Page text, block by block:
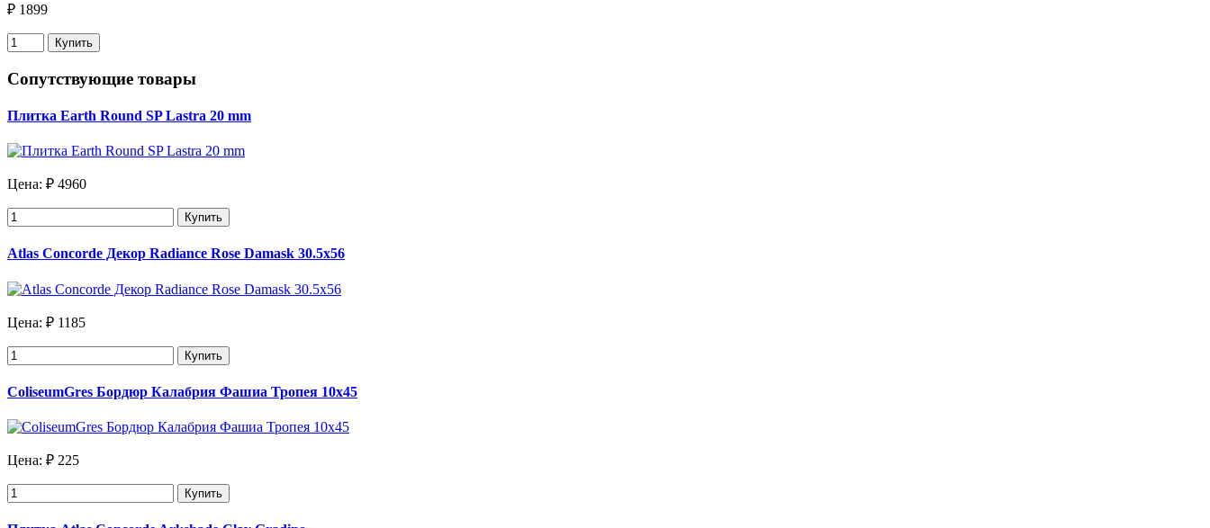
₽ 1899
Купить
Сопутствующие товары
Плитка Earth Round SP Lastra 20 mm
Цена: ₽ 4960
Купить
Atlas Concorde Декор Radiance Rose Damask 30.5х56
Цена: ₽ 1185
Купить
ColiseumGres Бордюр Калабрия Фашиа Тропея 10x45
Цена: ₽ 225
Купить